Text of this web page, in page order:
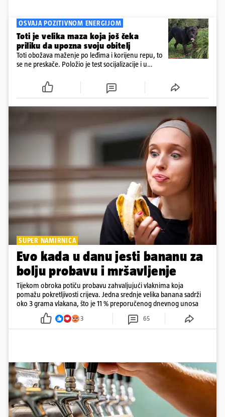
OSVAJA POZITIVNOM ENERGIJOM
Toti je velika maza koja još čeka
priliku da upozna svoju obitelj
Toti obožava maženje po leđima i korijenu repu, to
se ne preskače. Položio je test socijalizacije i u
cijepljen protiv virusnih zaraznih bolesti
SUPER NAMIRNICA
Evo kada u danu jesti bananu za
bolju probavu i mršavljenje
Tijekom obroka potiču probavu zahvaljujući vlaknima koja
pomažu pokretljivosti crijeva. Jedna srednje velika banana sadrži
oko 3 grama vlakana, što je 11 % preporučenog dnevnog unosa
3 65